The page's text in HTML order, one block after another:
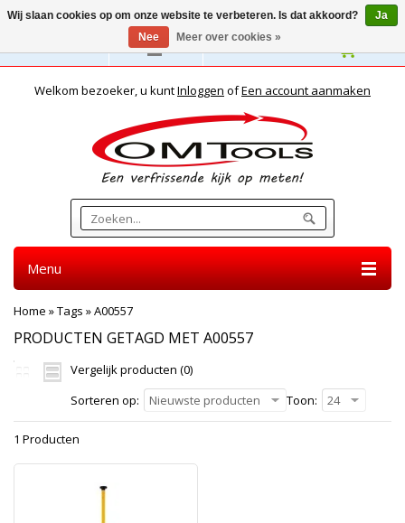
Nederlands
Welkom bezoeker, u kuntInloggen ofEen account aanmaken
Menu
Home »Tags »A00557
PRODUCTEN GETAGD MET A00557
Vergelijk producten (0)
Sorteren op:
Nieuwste producten Toon: 24
1 Producten
Wij slaan cookies op om onze website te verbeteren. Is dat akkoord?
Ja
Nee
Meer over cookies »